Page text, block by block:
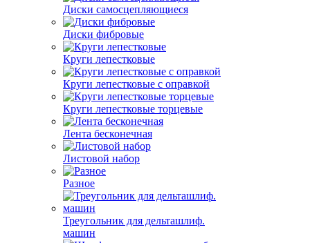
Диски самосцепляющиеся
Диски фибровые
Круги лепестковые
Круги лепестковые с оправкой
Круги лепестковые торцевые
Лента бесконечная
Листовой набор
Разное
Треугольник для дельташлиф.
машин